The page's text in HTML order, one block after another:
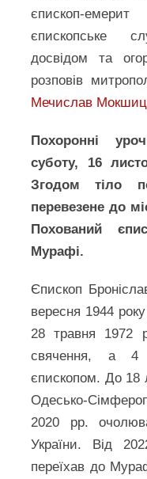
єпископ-
єпископське
досвідом та
розповів
Мечислав
Похоронні
суботу, 16
Згодом тіло
перевезене до
Похований
Мурафі.
Єпископ
вересня 1944
28 травня 1972
свячення, а 4
єпископом. До 18
Одесько-
2020 рр.
України. Від
переїхав до